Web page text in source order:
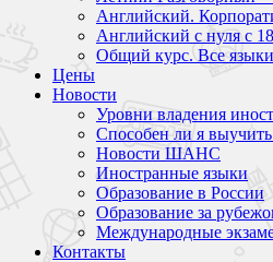
Английский.
Английский с нуля с
Общий курс. Все языки
Цены
Новости
Уровни владения
Способен ли я
Новости ШАНС
Иностранные языки
Образование в России
Образование за
Международные
Контакты